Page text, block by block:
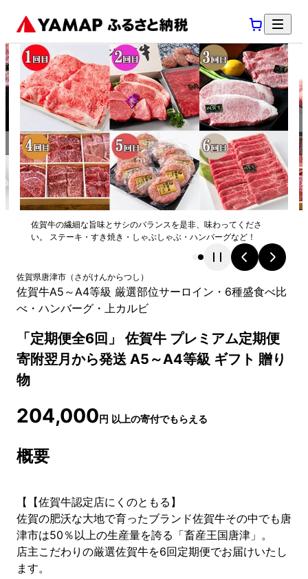
佐賀牛の繊細な旨味とサシのバランスを是非、味わってくださ
い。 ステーキ・すき焼き・しゃぶしゃぶ・ハンバーグなど！
佐賀県唐津市 （ さがけんからつし ）
佐賀牛A5～A4等級 厳選部位サーロイン・6種盛食べ比
べ・ハンバーグ・上カルビ
「定期便全6回」 佐賀牛 プレミアム定期便
寄附翌月から発送 A5～A4等級 ギフト 贈り
物
204,000円 以上の寄付でもらえる
概要
【【佐賀牛認定店にくのともる】
佐賀の肥沃な大地で育ったブランド佐賀牛その中でも唐
津市は50％以上の生産量を誇る「畜産王国唐津」。
店主こだわりの厳選佐賀牛を6回定期便でお届けいたし
ます。